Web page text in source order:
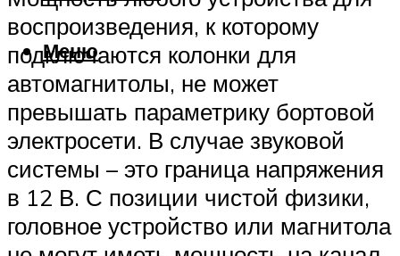
Меню
воспроизведения, к которому
подключаются колонки для
автомагнитолы, не может
превышать параметрику бортовой
электросети. В случае звуковой
системы – это граница напряжения
в 12 В. С позиции чистой физики,
головное устройство или магнитола